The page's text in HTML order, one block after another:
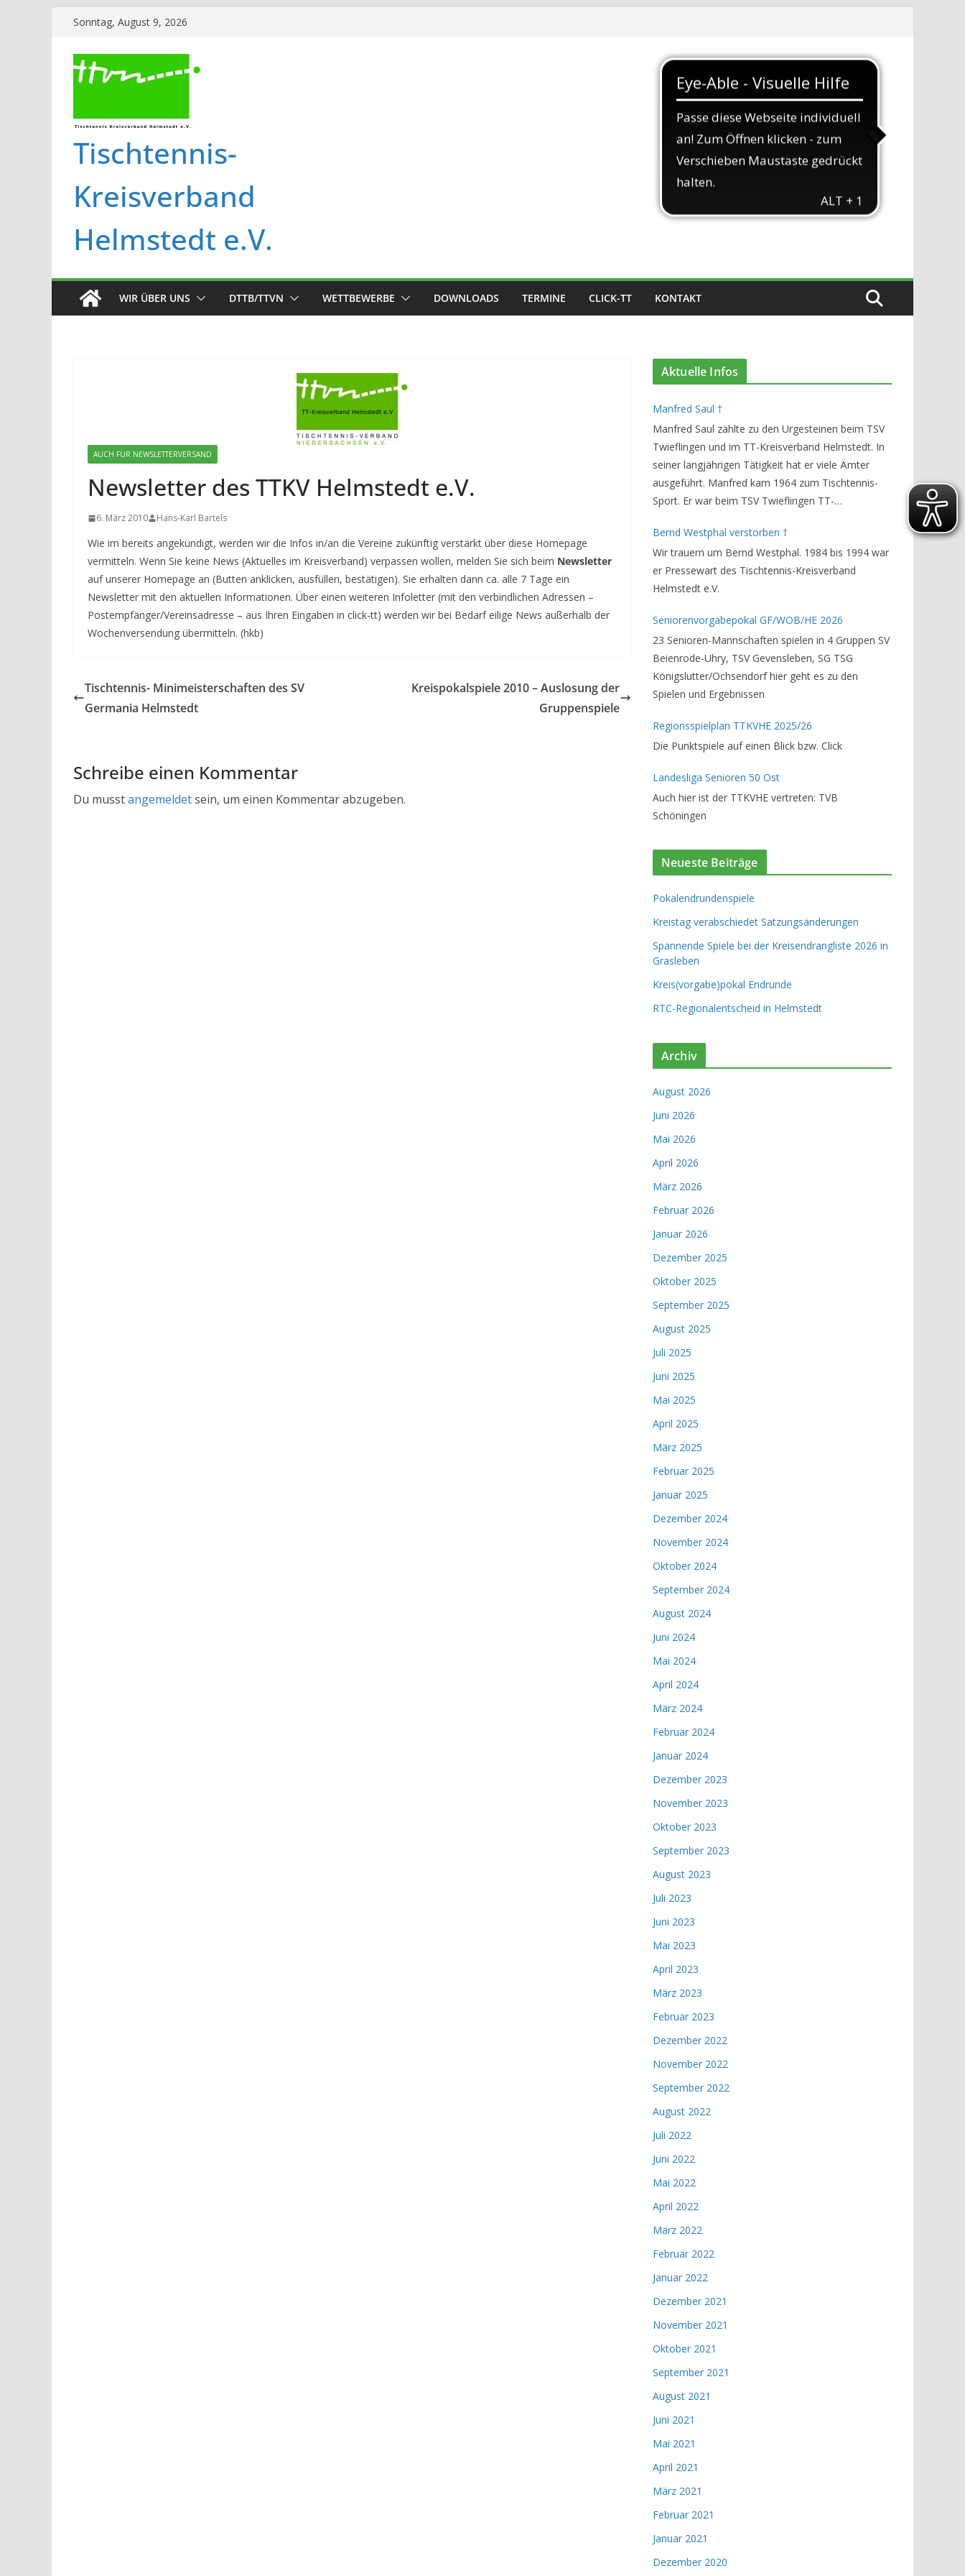
Sonntag, August 9, 2026
Tischtennis-
Kreisverband
Helmstedt e.V.
WIR ÜBER UNS DTTB/TTVN WETTBEWERBE DOWNLOADS TERMINE CLICK-TT KONTAKT
AUCH FÜR NEWSLETTERVERSAND
Newsletter des TTKV Helmstedt e.V.
6. März 2010 Hans-Karl Bartels
Wie im bereits angekündigt, werden wir die Infos in/an die Vereine zukünftig verstärkt über diese Homepage
vermitteln. Wenn Sie keine News (Aktuelles im Kreisverband) verpassen wollen, melden Sie sich beim Newsletter
auf unserer Homepage an (Butten anklicken, ausfüllen, bestätigen). Sie erhalten dann ca. alle 7 Tage ein
Newsletter mit den aktuellen Informationen. Über einen weiteren Infoletter (mit den verbindlichen Adressen –
Postempfänger/Vereinsadresse – aus Ihren Eingaben in click-tt) werden wir bei Bedarf eilige News außerhalb der
Wochenversendung übermitteln. (hkb)
Tischtennis- Minimeisterschaften des SV
Germania Helmstedt
Kreispokalspiele 2010 – Auslosung der
Gruppenspiele
Schreibe einen Kommentar
Du musstangemeldetsein, um einen Kommentar abzugeben.
Aktuelle Infos
Manfred Saul †
Manfred Saul zählte zu den Urgesteinen beim TSV
Twieflingen und im TT-Kreisverband Helmstedt. In
seiner langjährigen Tätigkeit hat er viele Ämter
ausgeführt. Manfred kam 1964 zum Tischtennis-
Sport. Er war beim TSV Twieflingen TT-
Bezirksverband Brauschweig und den TT-
Kreisverband Helmstedt unterstützte er als
Staffelleiter. Zuletzt war er Vorsitzender des
Rechtsausschusses im Kreisverband. Im stillen
Bernd Westphal verstorben †
Wir trauern um Bernd Westphal. 1984 bis 1994 war
er Pressewart des Tischtennis-Kreisverband
Helmstedt e.V.
Seniorenvorgabepokal GF/WOB/HE 2026
23 Senioren-Mannschaften spielen in 4 Gruppen SV
Beienrode-Uhry, TSV Gevensleben, SG TSG
Königslutter/Ochsendorf hier geht es zu den
Spielen und Ergebnissen
Regionsspielplan TTKVHE 2025/26
Die Punktspiele auf einen Blick bzw. Click
Landesliga Senioren 50 Ost
Auch hier ist der TTKVHE vertreten: TVB
Schöningen
Neueste Beiträge
Pokalendrundenspiele
Kreistag verabschiedet Satzungsänderungen
Spannende Spiele bei der Kreisendrangliste 2026 in
Grasleben
Kreis(vorgabe)pokal Endrunde
RTC-Regionalentscheid in Helmstedt
Archiv
August 2026
Juni 2026
Mai 2026
April 2026
März 2026
Februar 2026
Januar 2026
Dezember 2025
Oktober 2025
September 2025
August 2025
Juli 2025
Juni 2025
Mai 2025
April 2025
März 2025
Februar 2025
Januar 2025
Dezember 2024
November 2024
Oktober 2024
September 2024
August 2024
Juni 2024
Mai 2024
April 2024
März 2024
Februar 2024
Januar 2024
Dezember 2023
November 2023
Oktober 2023
September 2023
August 2023
Juli 2023
Juni 2023
Mai 2023
April 2023
März 2023
Februar 2023
Dezember 2022
November 2022
September 2022
August 2022
Juli 2022
Juni 2022
Mai 2022
April 2022
März 2022
Februar 2022
Januar 2022
Dezember 2021
November 2021
Oktober 2021
September 2021
August 2021
Juni 2021
Mai 2021
April 2021
März 2021
Februar 2021
Januar 2021
Dezember 2020